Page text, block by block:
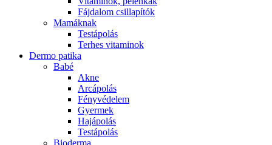
Fájdalom csillapítók
Mamáknak
Testápolás
Terhes vitaminok
Dermo patika
Babé
Akne
Arcápolás
Fényvédelem
Gyermek
Hajápolás
Testápolás
Bioderma